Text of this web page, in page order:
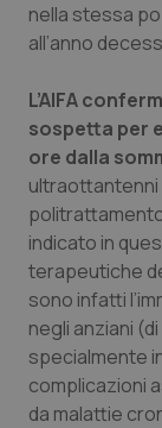
Rene &
Salute
Sangue
nella stessa
all’anno
L’AIFA
sospetta per
ore dalla
indicato in
terapeutiche
sono infatti
negli anziani
specialmente
complicazioni
da malattie